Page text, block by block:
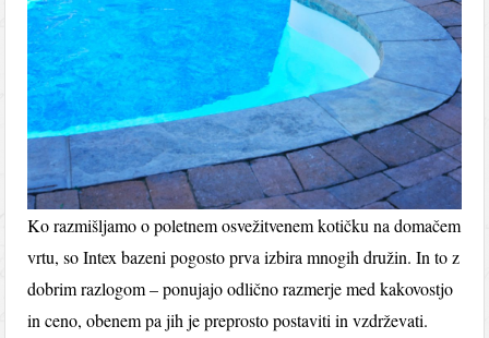
Ko razmišljamo o poletnem osvežitvenem kotičku na domačem
vrtu, so Intex bazeni pogosto prva izbira mnogih družin. In to z
dobrim razlogom – ponujajo odlično razmerje med kakovostjo
in ceno, obenem pa jih je preprosto postaviti in vzdrževati.